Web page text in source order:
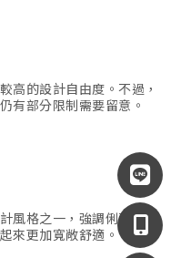
高的設計自由度。不過，
有部分限制需要留意。
風格之一，強調俐落線
來更加寬敞舒適。